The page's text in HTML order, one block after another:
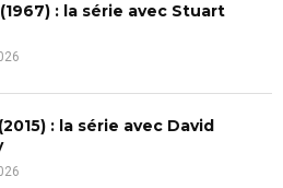
: la série avec Stuart
: la série avec David